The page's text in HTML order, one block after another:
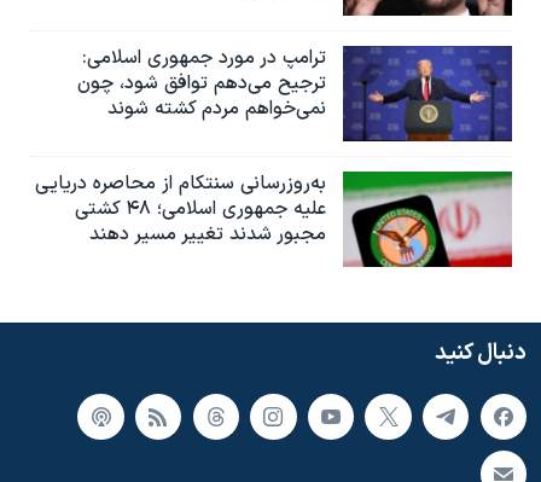
ترامپ در مورد جمهوری اسلامی:
ترجیح می‌دهم توافق شود، چون
نمی‌خواهم مردم کشته شوند
به‌روزرسانی سنتکام از محاصره دریایی
علیه جمهوری اسلامی؛ ۴۸ کشتی
مجبور شدند تغییر مسیر دهند
دنبال کنید